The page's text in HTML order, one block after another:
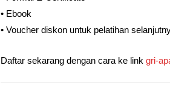
• Ebook
• Voucher diskon untuk pelatihan
Daftar sekarang dengan cara ke link gri-